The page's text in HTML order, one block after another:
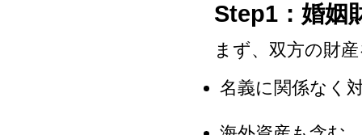
Step1：婚姻
まず、双方の財
名義に関係なく